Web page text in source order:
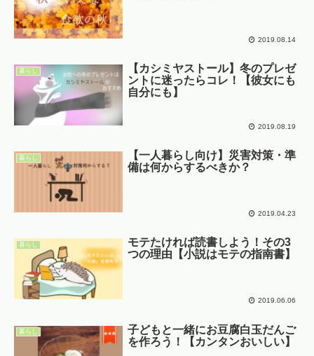
2019.08.14
暮らし
【カシミヤストール】冬のプレゼ
ントに迷ったらコレ！【彼女にも
自分にも】
2019.08.19
暮らし
【一人暮らし向け】災害対策・準
備は何からするべきか？
2019.04.23
暮らし
モテたければ読書しよう！その3
つの理由【小説はモテの指南書】
2019.06.06
暮らし
子どもと一緒にお豆腐白玉だんご
を作ろう！【カンタンおいしい】